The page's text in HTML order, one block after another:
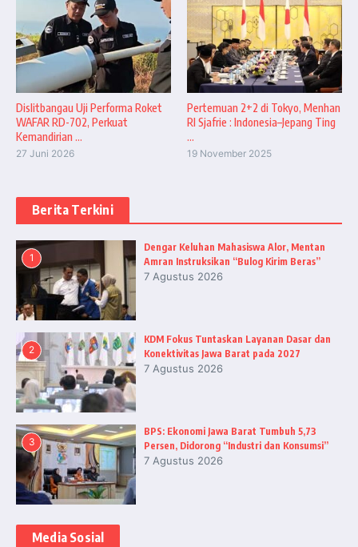
Dislitbangau Uji Performa Roket
WAFAR RD-702, Perkuat
Kemandirian ...
27 Juni 2026
Pertemuan 2+2 di Tokyo, Menhan
RI Sjafrie : Indonesia–Jepang Ting
...
19 November 2025
Berita Terkini
1
Dengar Keluhan Mahasiswa Alor, Mentan
Amran Instruksikan “Bulog Kirim Beras”
7 Agustus 2026
2
KDM Fokus Tuntaskan Layanan Dasar dan
Konektivitas Jawa Barat pada 2027
7 Agustus 2026
3
BPS: Ekonomi Jawa Barat Tumbuh 5,73
Persen, Didorong “Industri dan Konsumsi”
7 Agustus 2026
Media Sosial